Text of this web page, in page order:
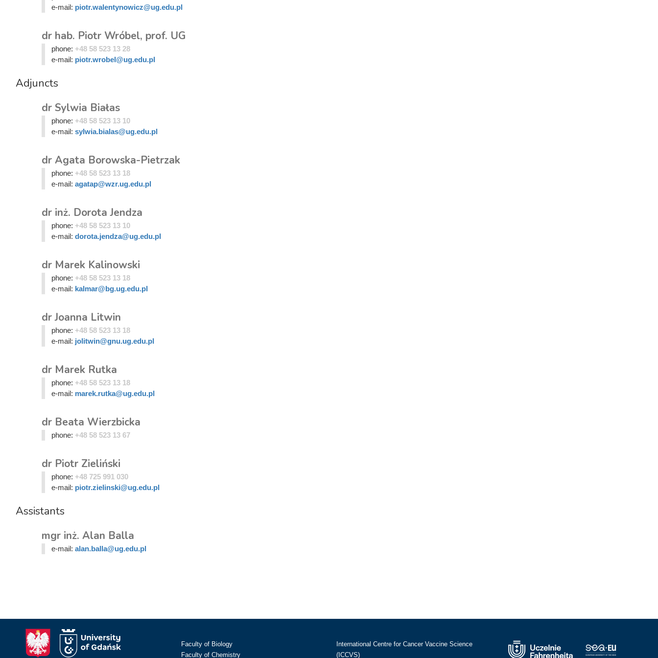
e-mail: piotr.walentynowicz@ug.edu.pl
dr hab. Piotr Wróbel, prof. UG
phone: +48 58 523 13 28
e-mail: piotr.wrobel@ug.edu.pl
Adjuncts
dr Sylwia Białas
phone: +48 58 523 13 10
e-mail: sylwia.bialas@ug.edu.pl
dr Agata Borowska-Pietrzak
phone: +48 58 523 13 18
e-mail: agatap@wzr.ug.edu.pl
dr inż. Dorota Jendza
phone: +48 58 523 13 10
e-mail: dorota.jendza@ug.edu.pl
dr Marek Kalinowski
phone: +48 58 523 13 18
e-mail: kalmar@bg.ug.edu.pl
dr Joanna Litwin
phone: +48 58 523 13 18
e-mail: jolitwin@gnu.ug.edu.pl
dr Marek Rutka
phone: +48 58 523 13 18
e-mail: marek.rutka@ug.edu.pl
dr Beata Wierzbicka
phone: +48 58 523 13 67
dr Piotr Zieliński
phone: +48 725 991 030
e-mail: piotr.zielinski@ug.edu.pl
Assistants
mgr inż. Alan Balla
e-mail: alan.balla@ug.edu.pl
Faculty of Biology
Faculty of Chemistry
International Centre for Cancer Vaccine Science
(ICCVS)